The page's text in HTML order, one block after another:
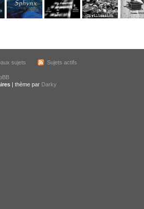
sujets Sujets actifs
| thème par Darky